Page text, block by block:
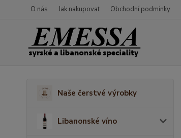
O nás Jak nakupovat Obchodní podmínky
Naše čerstvé výrobky
Libanonské víno